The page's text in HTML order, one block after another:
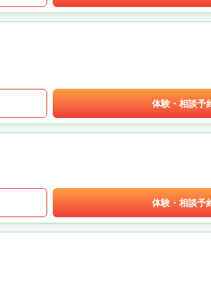
体験・相談予
体験・相談予